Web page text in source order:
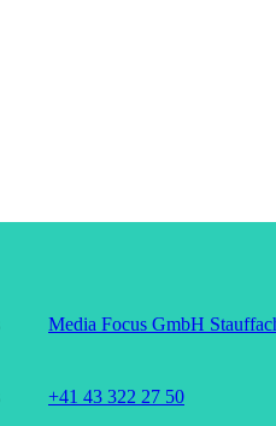
Media Focus GmbH
+41 43 322 27 50